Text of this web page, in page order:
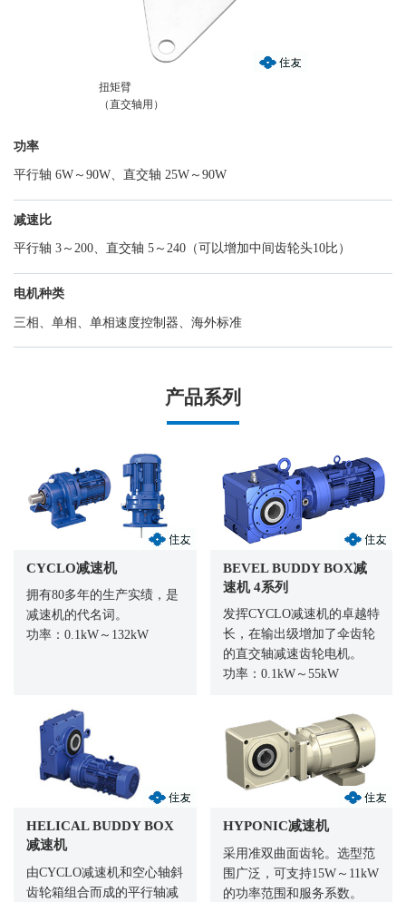
扭矩臂
（直交轴用）
功率
平行轴 6W～90W、直交轴 25W～90W
减速比
平行轴 3～200、直交轴 5～240（可以增加中间齿轮头10比）
电机种类
三相、单相、单相速度控制器、海外标准
产品系列
CYCLO减速机
拥有80多年的生产实绩，是
减速机的代名词。
功率：0.1kW～132kW
BEVEL BUDDY BOX减
速机 4系列
发挥CYCLO减速机的卓越特
长，在输出级增加了伞齿轮
的直交轴减速齿轮电机。
功率：0.1kW～55kW
HELICAL BUDDY BOX
减速机
由CYCLO减速机和空心轴斜
齿轮箱组合而成的平行轴减
HYPONIC减速机
采用准双曲面齿轮。选型范
围广泛，可支持15W～11kW
的功率范围和服务系数。